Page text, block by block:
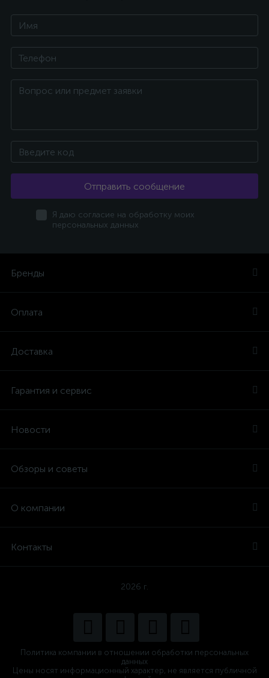
Отправить сообщение
Я даю согласие на обработку моих
персональных данных
Бренды
Оплата
Доставка
Гарантия и сервис
Новости
Обзоры и советы
О компании
Контакты
2026 г.
Политика компании в отношении обработки персональных
данных
Цены носят информационный характер, не является публичной